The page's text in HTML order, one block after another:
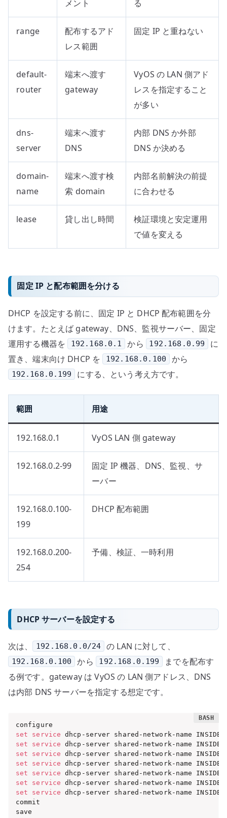
メント る
range
配布するアド
レス範囲
固定 IP と重ねない
default-
router
端末へ渡す
gateway
VyOS の LAN 側アド
レスを指定すること
が多い
dns-
server
端末へ渡す
DNS
内部 DNS か外部
DNS か決める
domain-
name
端末へ渡す検
索 domain
内部名前解決の前提
に合わせる
lease 貸し出し時間
検証環境と安定運用
で値を変える
固定 IP と配布範囲を分ける
DHCP を設定する前に、固定 IP と DHCP 配布範囲を分
けます。たとえば gateway、DNS、監視サーバー、固定
運用する機器を
192.168.0.1 から 192.168.0.99
に
置き、端末向け DHCP を
192.168.0.100 から
192.168.0.199 にする、という考え方です。
範囲 用途
192.168.0.1 VyOS LAN 側 gateway
192.168.0.2-99
固定 IP 機器、DNS、監視、サ
ーバー
192.168.0.100-
199
DHCP 配布範囲
192.168.0.200-
254
予備、検証、一時利用
DHCP サーバーを設定する
次は、 192.168.0.0/24 の LAN に対して、
192.168.0.100 から 192.168.0.199
までを配布す
る例です。gateway は VyOS の LAN 側アドレス、DNS
は内部 DNS サーバーを指定する想定です。
set
service
set
service dhcp-server shared-network-name
set
service dhcp-server shared-network-name
set
service dhcp-server shared-network-name
set
service dhcp-server shared-network-name
set
service dhcp-server shared-network-name
set
service dhcp-server shared-network-name
commit
save